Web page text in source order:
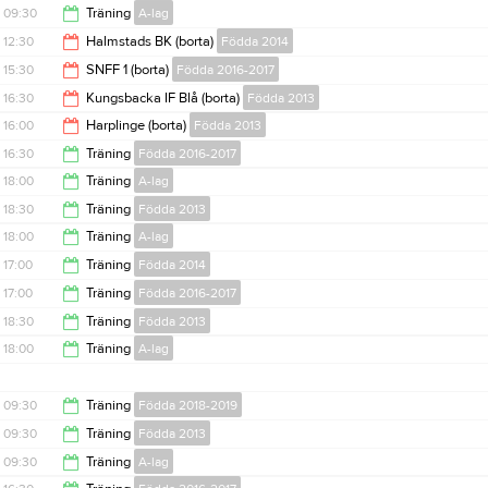
10:30
09:30 Träning A-lag
11:00
12:30 Halmstads BK (borta) Födda 2014
13:30
15:30 SNFF 1 (borta) Födda 2016-2017
16:45
16:30 Kungsbacka IF Blå (borta) Födda 2013
18:00
16:00 Harplinge (borta) Födda 2013
17:30
16:30 Träning Födda 2016-2017
18:00
18:00 Träning A-lag
20:30
18:30 Träning Födda 2013
20:00
18:00 Träning A-lag
20:00
17:00 Träning Födda 2014
18:30
17:00 Träning Födda 2016-2017
18:30
18:30 Träning Födda 2013
18:00 Träning A-lag
20:00
09:30 Träning Födda 2018-2019
10:30
09:30 Träning Födda 2013
09:30 Träning A-lag